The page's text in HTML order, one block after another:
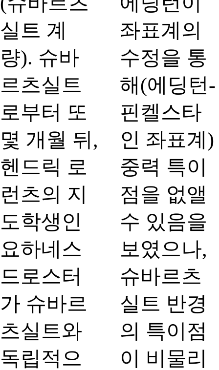
실트 계
량). 슈바
르츠실트
로부터 또
몇 개월 뒤,
헨드릭 로
런츠의 지
도학생인
요하네스
드로스터
가 슈바르
츠실트와
독립적으
좌표계의
수정을 통
해(에딩턴-
핀켈스타
인 좌표계)
중력 특이
점을 없앨
수 있음을
보였으나,
슈바르츠
실트 반경
의 특이점
이 비물리